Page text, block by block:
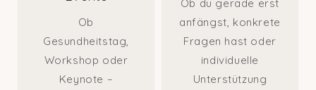
Ob
Gesundheitstag,
Workshop oder
Keynote –
Ob du gerade erst
anfängst, konkrete
Fragen hast oder
individuelle
Unterstützung